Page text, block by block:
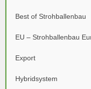
Best of Strohballenbau
EU – Strohballenbau
Export
Hybridsystem